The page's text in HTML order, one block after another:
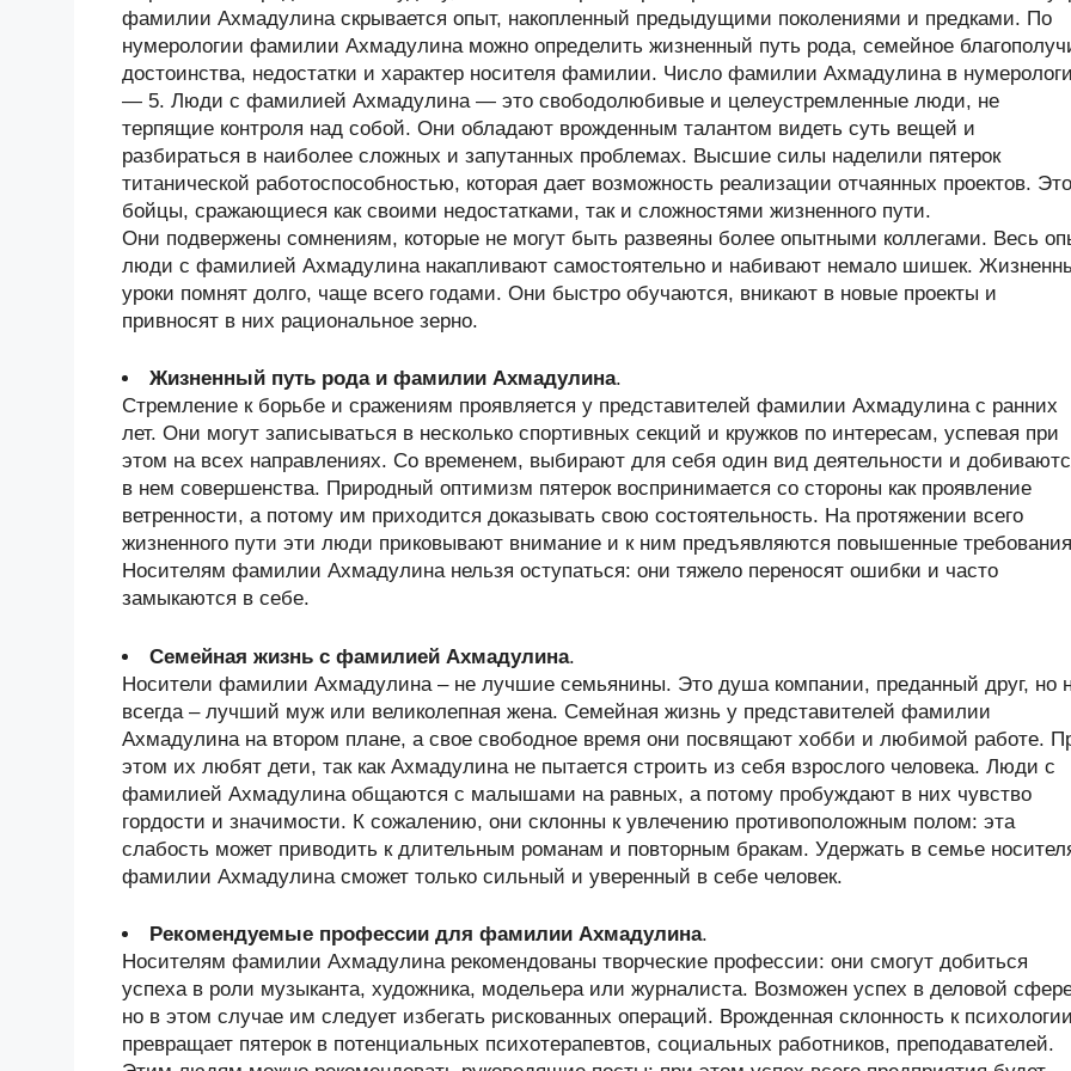
фамилии Ахмадулина скрывается опыт, накопленный предыдущими поколениями и предками. По
нумерологии фамилии Ахмадулина можно определить жизненный путь рода, семейное
достоинства, недостатки и характер носителя фамилии. Число фамилии Ахмадулина в
— 5. Люди с фамилией Ахмадулина — это свободолюбивые и целеустремленные люди, не
терпящие контроля над собой. Они обладают врожденным талантом видеть суть вещей и
разбираться в наиболее сложных и запутанных проблемах. Высшие силы наделили пятерок
титанической работоспособностью, которая дает возможность реализации отчаянных проектов. Это
бойцы, сражающиеся как своими недостатками, так и сложностями жизненного пути.
Они подвержены сомнениям, которые не могут быть развеяны более опытными коллегами. Весь
люди с фамилией Ахмадулина накапливают самостоятельно и набивают немало шишек.
уроки помнят долго, чаще всего годами. Они быстро обучаются, вникают в новые проекты и
привносят в них рациональное зерно.
Жизненный путь рода и фамилии Ахмадулина.
Стремление к борьбе и сражениям проявляется у представителей фамилии Ахмадулина с ранних
лет. Они могут записываться в несколько спортивных секций и кружков по интересам, успевая при
этом на всех направлениях. Со временем, выбирают для себя один вид деятельности и
в нем совершенства. Природный оптимизм пятерок воспринимается со стороны как проявление
ветренности, а потому им приходится доказывать свою состоятельность. На протяжении всего
жизненного пути эти люди приковывают внимание и к ним предъявляются повышенные
Носителям фамилии Ахмадулина нельзя оступаться: они тяжело переносят ошибки и часто
замыкаются в себе.
Семейная жизнь с фамилией Ахмадулина.
Носители фамилии Ахмадулина – не лучшие семьянины. Это душа компании, преданный друг, но
всегда – лучший муж или великолепная жена. Семейная жизнь у представителей фамилии
Ахмадулина на втором плане, а свое свободное время они посвящают хобби и любимой работе.
этом их любят дети, так как Ахмадулина не пытается строить из себя взрослого человека. Люди с
фамилией Ахмадулина общаются с малышами на равных, а потому пробуждают в них чувство
гордости и значимости. К сожалению, они склонны к увлечению противоположным полом: эта
слабость может приводить к длительным романам и повторным бракам. Удержать в семье
фамилии Ахмадулина сможет только сильный и уверенный в себе человек.
Рекомендуемые профессии для фамилии Ахмадулина.
Носителям фамилии Ахмадулина рекомендованы творческие профессии: они смогут добиться
успеха в роли музыканта, художника, модельера или журналиста. Возможен успех в деловой
но в этом случае им следует избегать рискованных операций. Врожденная склонность к психологии
превращает пятерок в потенциальных психотерапевтов, социальных работников, преподавателей.